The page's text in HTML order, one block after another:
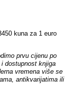
kuna za 1 euro
prvu cijenu po
dostupnost knjiga
vremena više se
antikvarijatima ili